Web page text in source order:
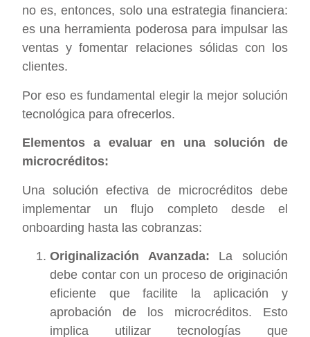
no es, entonces, solo una estrategia financiera:
es una herramienta poderosa para impulsar las
ventas y fomentar relaciones sólidas con los
clientes.
Por eso es fundamental elegir la mejor solución
tecnológica para ofrecerlos.
Elementos a evaluar en una solución de
microcréditos:
Una solución efectiva de microcréditos debe
implementar un flujo completo desde el
onboarding hasta las cobranzas:
Originalización Avanzada: La solución
debe contar con un proceso de originación
eficiente que facilite la aplicación y
aprobación de los microcréditos. Esto
implica utilizar tecnologías que